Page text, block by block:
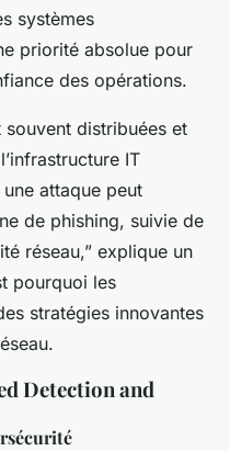
systèmes
priorité absolue pour
des opérations.
souvent distribuées et
IT
attaque peut
de phishing, suivie de
réseau,” explique un
pourquoi les
stratégies innovantes
Detection and